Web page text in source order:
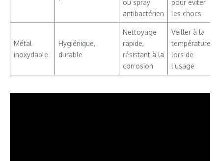
ou spray
antibactérien
pour éviter
les chocs
Métal
inoxydable
Hygiénique,
durable
Nettoyage
rapide,
résistant à la
corrosion
Veiller à la
température
lors de
l’usage